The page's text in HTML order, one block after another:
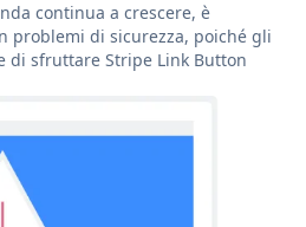
continua a crescere, è
problemi di sicurezza, poiché gli
di sfruttare Stripe Link Button